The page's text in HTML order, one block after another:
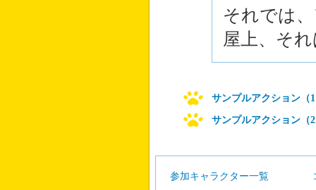
それでは
屋上、そ
サンプルアクション（
サンプルアクション（
参加キャラクター一覧